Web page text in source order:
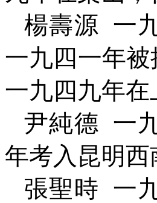
楊壽源 一
一九四一年
一九四九年
尹純德 一
年考入昆明
張聖時 一